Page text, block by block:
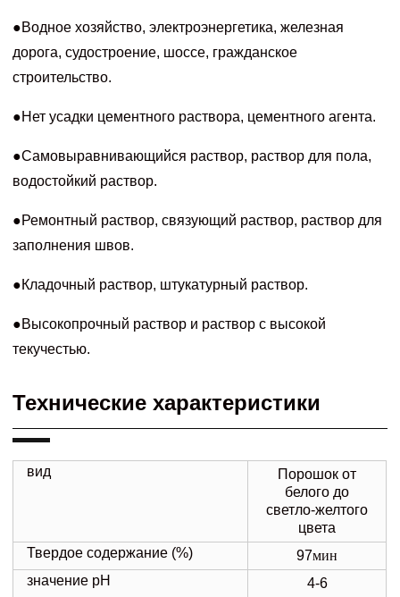
●Водное хозяйство, электроэнергетика, железная
дорога, судостроение, шоссе, гражданское
строительство.
●Нет усадки цементного раствора, цементного агента.
●Самовыравнивающийся раствор, раствор для пола,
водостойкий раствор.
●Ремонтный раствор, связующий раствор, раствор для
заполнения швов.
●Кладочный раствор, штукатурный раствор.
●Высокопрочный раствор и раствор с высокой
текучестью.
Технические характеристики
вид
Порошок от
белого до
светло-желтого
цвета
Твердое содержание (%)
97мин
значение рН
4-6